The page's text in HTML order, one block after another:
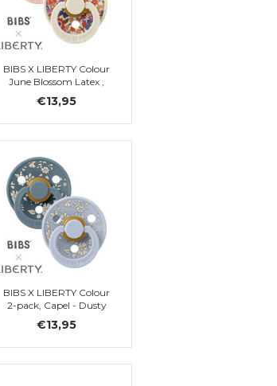
BIBS X LIBERTY Colour
June Blossom Latex ,
€13,95
BIBS X LIBERTY Colour
2-pack, Capel - Dusty
€13,95